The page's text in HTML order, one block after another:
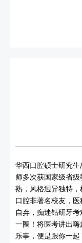
华西口腔硕士研究
师多次获国家级省
熟，风格迥异独特
口腔非著名校友，
自弃，痴迷钻研牙
一圈！将医考讲出
乐事，便是跟你一